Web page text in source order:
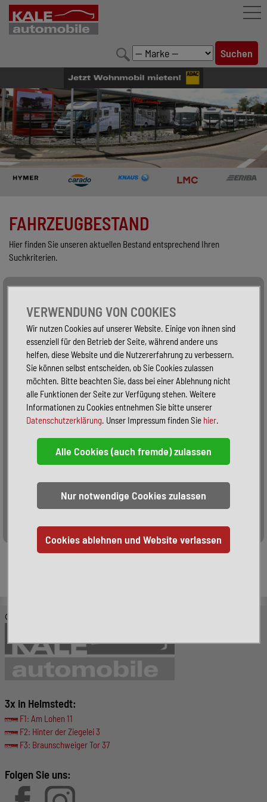
FAHRZEUGBESTAND
LEISTUNGEN
KONFIGURATOR
MARKENWELT
UNTERNEHMEN
FAHRZEUGBESTAND
Hier finden Sie unseren aktuellen Bestand entsprechend Ihren
Suchkriterien.
Alle Fahrzeuge
Sortieren:
© KALE-Automobile GmbH
3x in Helmstedt:
F1: Am Lohen 11
F2: Hinter der Ziegelei 3
F3: Braunschweiger Tor 37
Folgen Sie uns:
VERWENDUNG VON COOKIES
Wir nutzen Cookies auf unserer Website. Einige von ihnen sind
essenziell für den Betrieb der Seite, während andere uns
helfen, diese Website und die Nutzererfahrung zu verbessern.
Sie können selbst entscheiden, ob Sie Cookies zulassen
möchten. Bitte beachten Sie, dass bei einer Ablehnung nicht
alle Funktionen der Seite zur Verfügung stehen. Weitere
Informationen zu Cookies entnehmen Sie bitte unserer
Datenschutzerklärung. Unser Impressum finden Sie hier.